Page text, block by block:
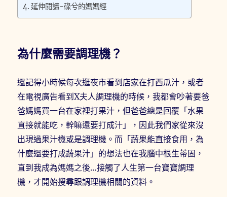
延伸閱讀-碌兮的媽媽經
為什麼需要調理機？
還記得小時候每次逛夜市看到店家在打西瓜汁，或者
在電視廣告看到X夫人調理機的時候，我都會吵著要爸
爸媽媽買一台在家裡打果汁，但爸爸總是回覆「水果
直接就能吃，幹嘛還要打成汁」，因此我們家從來沒
出現過果汁機或是調理機。而「蔬果能直接食用，為
什麼還要打成蔬果汁」的想法也在我腦中根生蒂固，
直到我成為媽媽之後…接觸了人生第一台寶寶調理
機，才開始搜尋跟調理機相關的資料。